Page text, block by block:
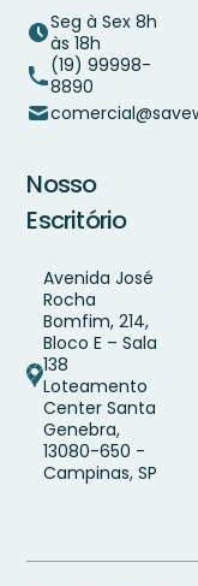
Seg à Sex 8h
às 18h
(19) 99998-
8890
Nosso
Escritório
Avenida José
Rocha
Bomfim, 214,
Bloco E – Sala
138
Loteamento
Center Santa
Genebra,
13080-650 -
Campinas, SP